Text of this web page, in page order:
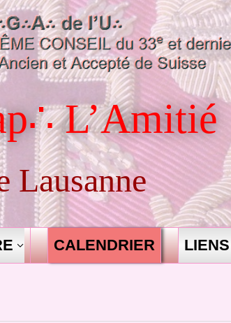
L’Amitié
Lausanne
CALENDRIER